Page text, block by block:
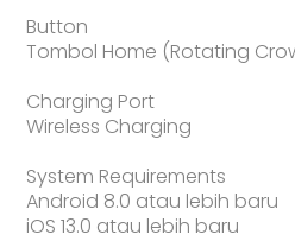
Button
Tombol Home (Rotating
Charging Port
Wireless Charging
System Requirements
Android 8.0 atau lebih baru
iOS 13.0 atau lebih baru